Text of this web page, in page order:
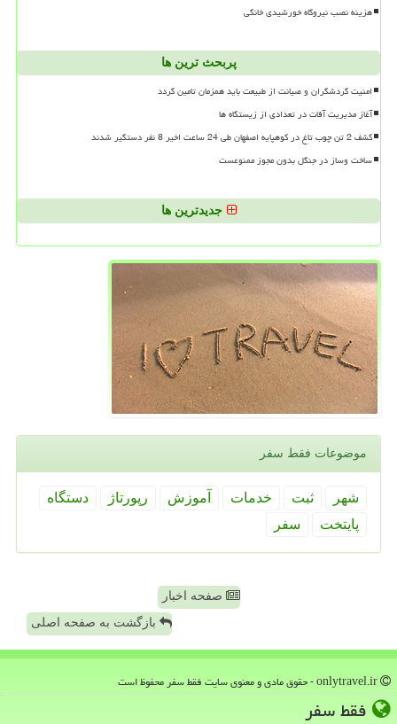
هزینه نصب نیروگاه خورشیدی خانگی
پربحث ترین ها
امنیت گردشگران و صیانت از طبیعت باید همزمان تامین گردد
آغاز مدیریت آفات در تعدادی از زیستگاه ها
کشف 2 تن چوب تاغ در کوهپایه اصفهان طی 24 ساعت اخیر 8 نفر دستگیر شدند
ساخت وساز در جنگل بدون مجوز ممنوعست
جدیدترین ها
موضوعات فقط سفر
شهر ثبت خدمات آموزش رپورتاژ
دستگاه
پایتخت
سفر
صفحه اخبار
بازگشت به صفحه اصلی
فقط سفر